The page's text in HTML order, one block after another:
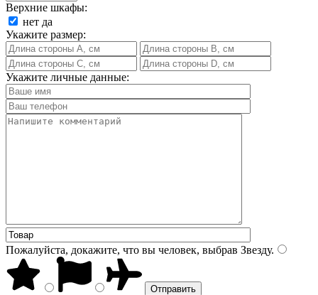
Верхние шкафы:
нет да
Укажите размер:
Укажите личные данные:
Пожалуйста, докажите, что вы человек, выбрав Звезду.